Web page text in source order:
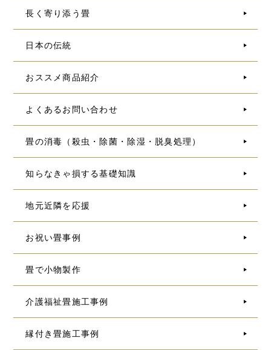
長く寄り添う畳
日本の伝統
おススメ商品紹介
よくあるお問い合わせ
畳の消毒（殺虫・除菌・除湿・脱臭処理）
知らなきゃ損する基礎知識
地元近隣を応援
お祝い畳事例
畳で小物製作
介護福祉畳施工事例
縁付き畳施工事例